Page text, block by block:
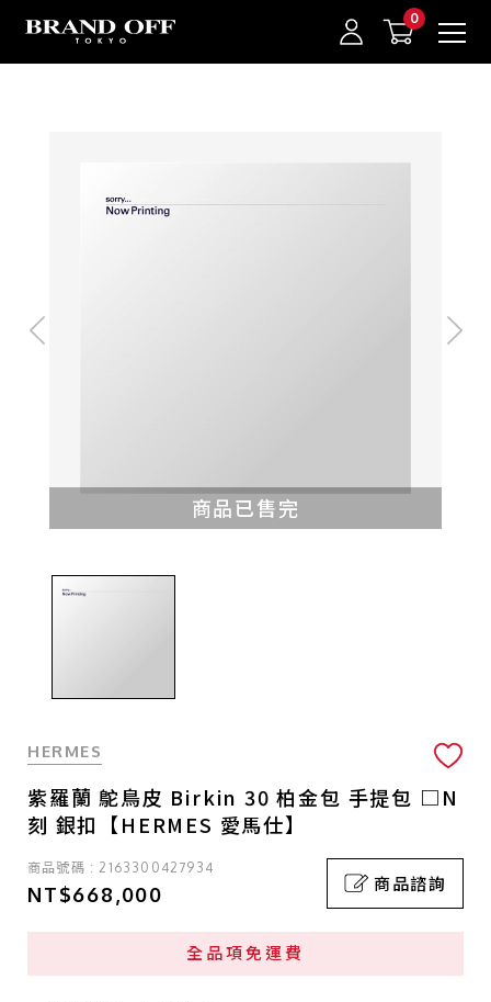
中古名牌業界No.1的BRAND OFF。BRAND OFF官網購物/h1>
登入/註冊
商品已售完
HERMES
紫羅蘭 鴕鳥皮 Birkin 30 柏金包 手提包 □N
刻 銀扣【HERMES 愛馬仕】
商品號碼 : 2163300427934
NT$668,000 商品諮詢
全品項免運費